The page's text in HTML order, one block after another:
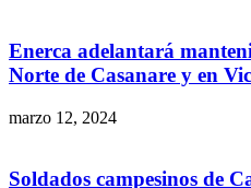
Enerca adelantará
Norte de Casanare y en
marzo 12, 2024
Soldados campesinos de